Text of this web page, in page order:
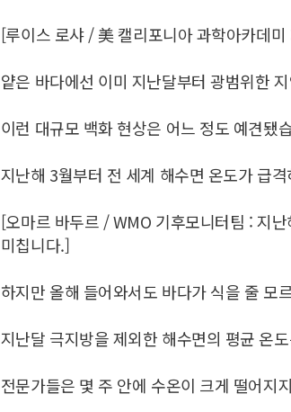
[루이스 로샤 / 美 캘리포니아 과학아카데
얕은 바다에선 이미 지난달부터 광범위한
이런 대규모 백화 현상은 어느 정도 예견됐
지난해 3월부터 전 세계 해수면 온도가 급
[오마르 바두르 / WMO 기후모니터팀 : 지
미칩니다.]
하지만 올해 들어와서도 바다가 식을 줄 모
지난달 극지방을 제외한 해수면의 평균 온
전문가들은 몇 주 안에 수온이 크게 떨어지